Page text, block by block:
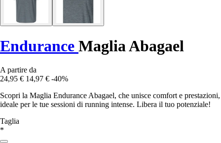
Endurance Maglia Abagael
A partire da
24,95 € 14,97 € -40%
Scopri la Maglia Endurance Abagael, che unisce comfort e prestazioni,
ideale per le tue sessioni di running intense. Libera il tuo potenziale!
Taglia
*